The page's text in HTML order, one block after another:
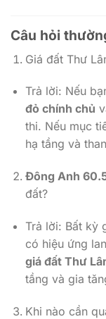
Câu hỏi
Giá đất Thư
Trả lời: Nếu
đỏ chính chủ
thi. Nếu mục
hạ tầng và
Đông Anh
đất?
Trả lời: Bất kỳ
có hiệu ứng
giá đất Thư
tầng và gia
Khi nào cần